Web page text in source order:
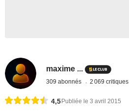
maxime ...
309 abonnés 2 069 critiques
4,5 Publiée le 3 avril 2015